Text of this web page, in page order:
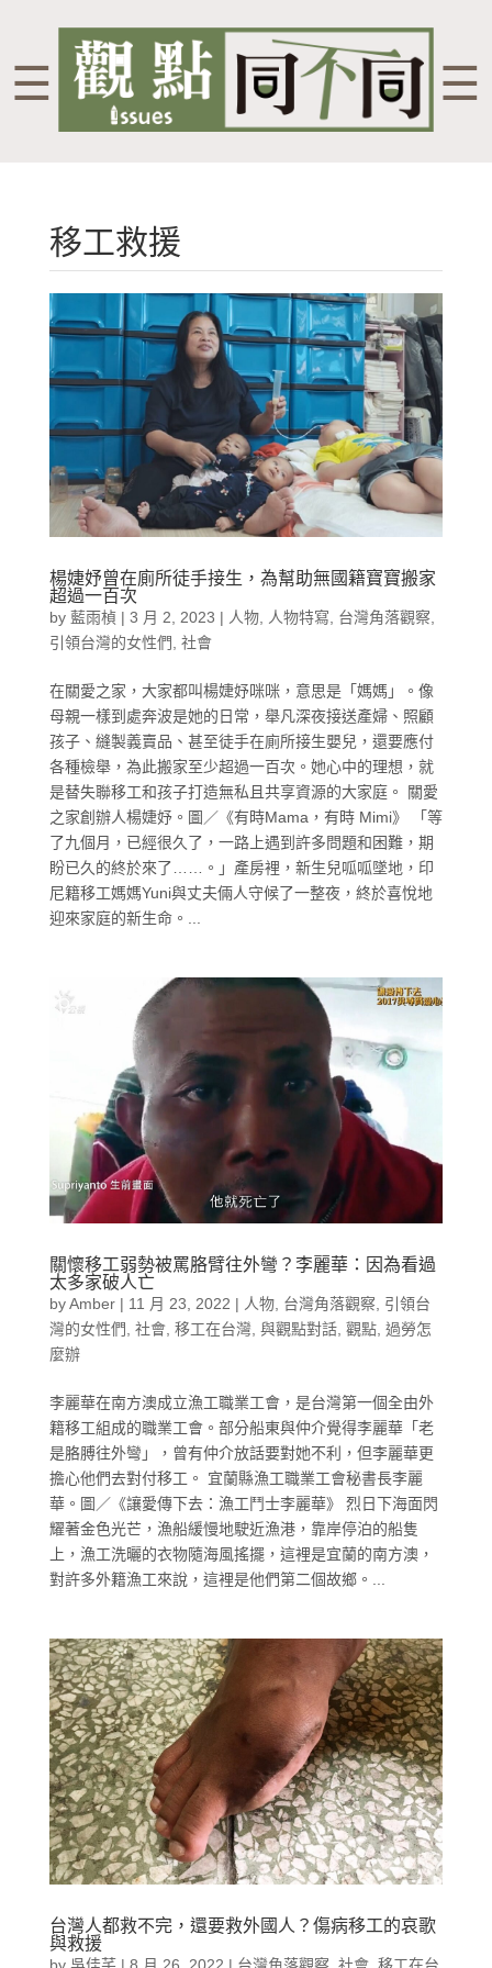
☰ ☰
移工救援
楊婕妤曾在廁所徒手接生，為幫助無國籍寶寶搬家
超過一百次
by 藍雨楨| 3 月 2, 2023 | 人物, 人物特寫 台灣角落觀察
引領台灣的女性們
社會
在關愛之家，大家都叫楊婕妤咪咪，意思是「媽媽」。像
母親一樣到處奔波是她的日常，舉凡深夜接送產婦、照顧
孩子、縫製義賣品、甚至徒手在廁所接生嬰兒，還要應付
各種檢舉，為此搬家至少超過一百次。她心中的理想，就
是替失聯移工和孩子打造無私且共享資源的大家庭。 關愛
之家創辦人楊婕妤。圖／《有時Mama，有時 Mimi》 「等
了九個月，已經很久了，一路上遇到許多問題和困難，期
盼已久的終於來了……。」產房裡，新生兒呱呱墜地，印
尼籍移工媽媽Yuni與丈夫倆人守候了一整夜，終於喜悅地
迎來家庭的新生命。...
關懷移工弱勢被罵胳臂往外彎？李麗華：因為看過
太多家破人亡
byAmber| 11 月 23, 2022 | 人物, 台灣角落觀察
引領台
灣的女性們
社會, 移工在台灣, 與觀點對話, 觀點, 過勞怎
麼辦
李麗華在南方澳成立漁工職業工會，是台灣第一個全由外
籍移工組成的職業工會。部分船東與仲介覺得李麗華「老
是胳膊往外彎」，曾有仲介放話要對她不利，但李麗華更
擔心他們去對付移工。 宜蘭縣漁工職業工會秘書長李麗
華。圖／《讓愛傳下去：漁工鬥士李麗華》 烈日下海面閃
耀著金色光芒，漁船緩慢地駛近漁港，靠岸停泊的船隻
上，漁工洗曬的衣物隨海風搖擺，這裡是宜蘭的南方澳，
對許多外籍漁工來說，這裡是他們第二個故鄉。...
台灣人都救不完，還要救外國人？傷病移工的哀歌
與救援